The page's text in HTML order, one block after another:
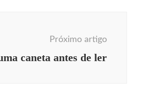
Próximo artigo
caneta antes de ler